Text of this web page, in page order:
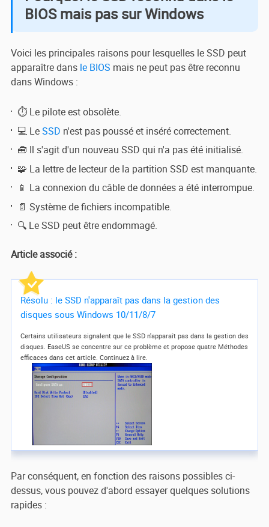
BIOS mais pas sur Windows
Voici les principales raisons pour lesquelles le SSD peut
apparaître dans le BIOS mais ne peut pas être reconnu
dans Windows :
⏱️ Le pilote est obsolète.
💻 LeSSD n'est pas poussé et inséré correctement.
🧰 Il s'agit d'un nouveau SSD qui n'a pas été initialisé.
🧩 La lettre de lecteur de la partition SSD est manquante.
📱 La connexion du câble de données a été interrompue.
📄 Système de fichiers incompatible.
🔍 Le SSD peut être endommagé.
Article associé :
Résolu : le SSD n'apparaît pas dans la gestion des
disques sous Windows 10/11/8/7
Certains utilisateurs signalent que le SSD n'apparaît pas dans la gestion des
disques. EaseUS se concentre sur ce problème et propose quatre Méthodes
efficaces dans cet article. Continuez à lire.
Par conséquent, en fonction des raisons possibles ci-
dessus, vous pouvez d'abord essayer quelques solutions
rapides :